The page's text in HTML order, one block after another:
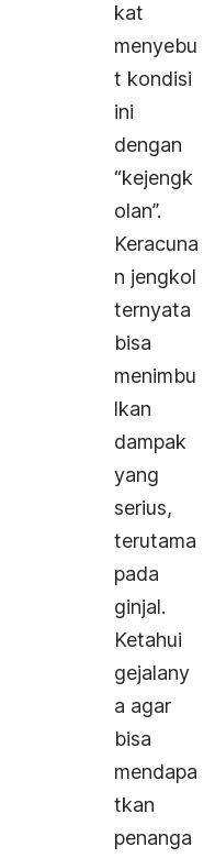
kat
menyebu
t kondisi
ini
dengan
“kejengk
olan”.
Keracuna
n jengkol
ternyata
bisa
menimbu
lkan
dampak
yang
serius,
terutama
pada
ginjal.
Ketahui
gejalany
a agar
bisa
mendapa
tkan
penanga